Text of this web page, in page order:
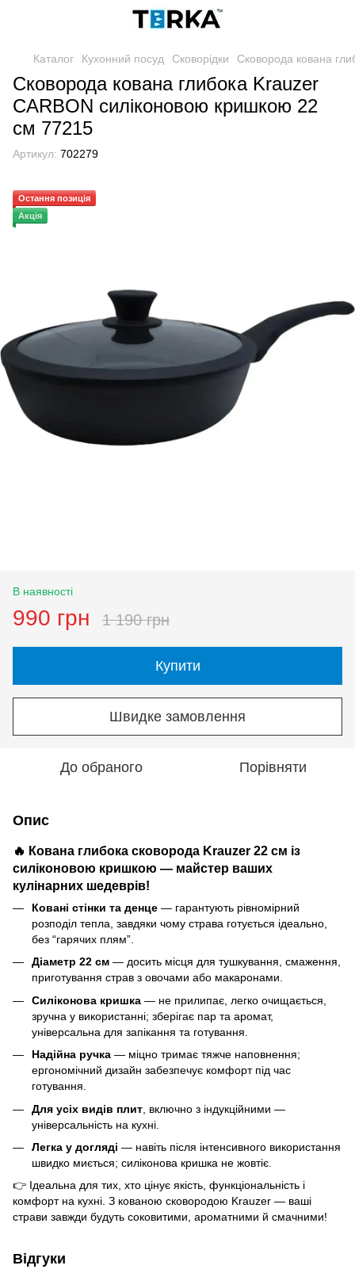
Каталог Кухонний посуд Сковорідки Сковорода кована
Сковорода кована глибока Krauzer
CARBON силіконовою кришкою 22
см 77215
Артикул: 702279
Остання позиція
Акція
В наявності
990 грн 1 190 грн
Купити
Швидке замовлення
До обраного Порівняти
Опис
🔥 Кована глибока сковорода Krauzer 22 см із
силіконовою кришкою — майстер ваших
кулінарних шедеврів!
Ковані стінки та денце — гарантують рівномірний
розподіл тепла, завдяки чому страва готується ідеально,
без “гарячих плям”.
Діаметр 22 см — досить місця для тушкування, смаження,
приготування страв з овочами або макаронами.
Силіконова кришка — не прилипає, легко очищається,
зручна у використанні; зберігає пар та аромат,
універсальна для запікання та готування.
Надійна ручка — міцно тримає тяжче наповнення;
ергономічний дизайн забезпечує комфорт під час
готування.
Для усіх видів плит , включно з індукційними —
універсальність на кухні.
Легка у догляді — навіть після інтенсивного використання
швидко миється; силіконова кришка не жовтіє.
👉 Ідеальна для тих, хто цінує якість, функціональність і
комфорт на кухні. З кованою сковородою Krauzer — ваші
страви завжди будуть соковитими, ароматними й смачними!
Відгуки